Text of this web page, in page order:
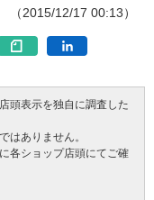
（2015/12/17 00:13）
頭表示を独自に調査した
はありません。
各ショップ店頭にてご確